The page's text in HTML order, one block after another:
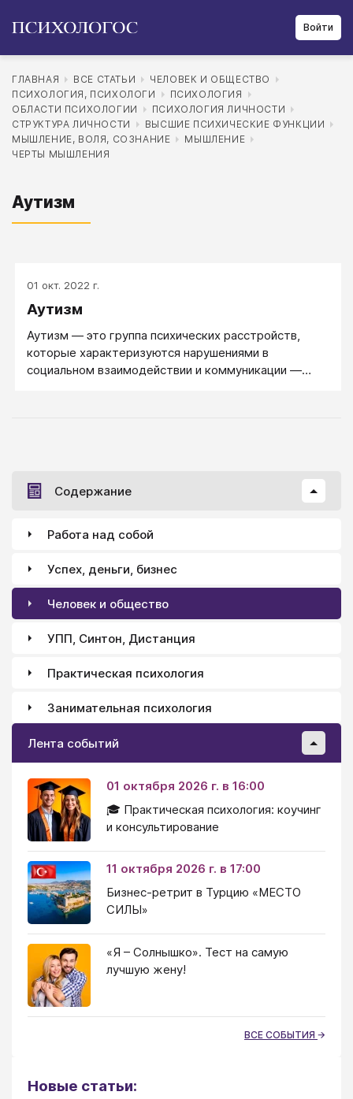
Войти
ГЛАВНАЯ ВСЕ СТАТЬИ
ЧЕЛОВЕК И ОБЩЕСТВО
ПСИХОЛОГИЯ, ПСИХОЛОГИ
ПСИХОЛОГИЯ
ОБЛАСТИ ПСИХОЛОГИИ
ПСИХОЛОГИЯ ЛИЧНОСТИ
СТРУКТУРА ЛИЧНОСТИ
ВЫСШИЕ ПСИХИЧЕСКИЕ ФУНКЦИИ
МЫШЛЕНИЕ, ВОЛЯ, СОЗНАНИЕ
МЫШЛЕНИЕ
ЧЕРТЫ МЫШЛЕНИЯ
Аутизм
01 окт. 2022 г.
Аутизм
Аутизм — это группа психических расстройств,
которые характеризуются нарушениями в
социальном взаимодействии и коммуникации —
Содержание
Работа над собой
Успех, деньги, бизнес
Человек и общество
УПП, Синтон, Дистанция
Практическая психология
Занимательная психология
Лента событий
01 октября 2026 г. в 16:00
🎓 Практическая психология: коучинг
и консультирование
11 октября 2026 г. в 17:00
Бизнес-ретрит в Турцию «МЕСТО
СИЛЫ»
«Я – Солнышко». Тест на самую
лучшую жену!
ВСЕ СОБЫТИЯ
Новые статьи: